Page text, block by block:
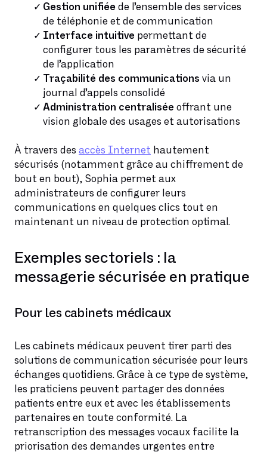
Gestion unifiée de l’ensemble des services
de téléphonie et de communication
Interface intuitive permettant de
configurer tous les paramètres de sécurité
de l’application
Traçabilité des communications via un
journal d’appels consolidé
Administration centralisée offrant une
vision globale des usages et autorisations
À travers des accès Internet hautement
sécurisés (notamment grâce au chiffrement de
bout en bout), Sophia permet aux
administrateurs de configurer leurs
communications en quelques clics tout en
maintenant un niveau de protection optimal.
Exemples sectoriels : la
messagerie sécurisée en pratique
Pour les cabinets médicaux
Les cabinets médicaux peuvent tirer parti des
solutions de communication sécurisée pour leurs
échanges quotidiens. Grâce à ce type de système,
les praticiens peuvent partager des données
patients entre eux et avec les établissements
partenaires en toute conformité. La
retranscription des messages vocaux facilite la
priorisation des demandes urgentes entre